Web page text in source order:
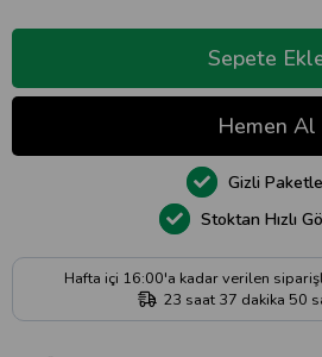
Hafta içi 16:00'a kadar verilen
23 saat 37 dakika 49
Stoktan Hızlı
Gizli